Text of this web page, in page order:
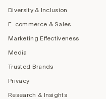
Diversity & Inclusion
E-commerce & Sales
Marketing Effectiveness
Media
Trusted Brands
Privacy
Research & Insights